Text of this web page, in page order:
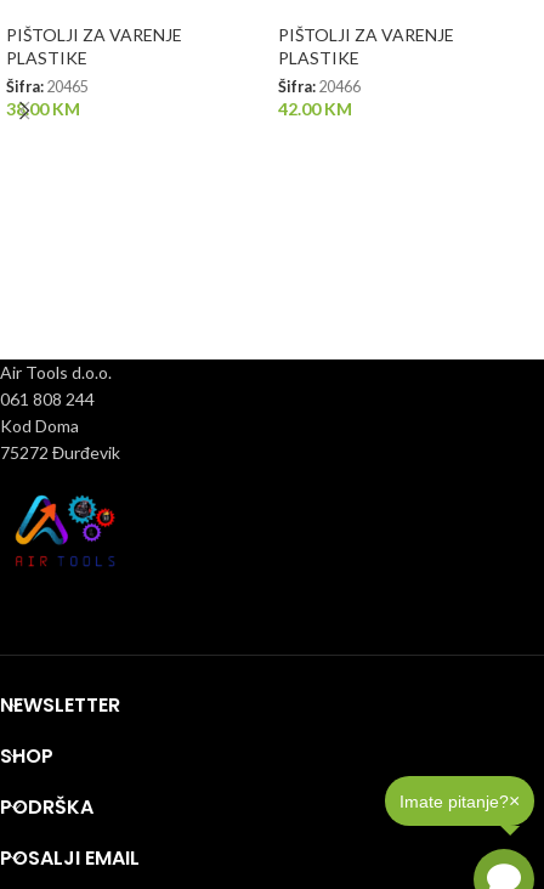
PIŠTOLJI ZA VARENJE
PLASTIKE
Šifra: 20465
38.00KM
PIŠTOLJI ZA VARENJE
PLASTIKE
Šifra: 20466
42.00KM
Air Tools d.o.o.
061 808 244
Kod Doma
75272 Đurđevik
NEWSLETTER
SHOP
PODRŠKA
POSALJI EMAIL
Imate pitanje?×